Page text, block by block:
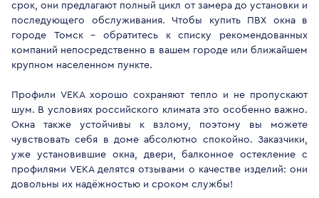
срок, они предлагают полный цикл от замера до установки и
последующего обслуживания. Чтобы купить ПВХ окна в
городе Томск - обратитесь к списку рекомендованных
компаний непосредственно в вашем городе или ближайшем
крупном населенном пункте.
Профили VEKA хорошо сохраняют тепло и не пропускают
шум. В условиях российского климата это особенно важно.
Окна также устойчивы к взлому, поэтому вы можете
чувствовать себя в доме абсолютно спокойно. Заказчики,
уже установившие окна, двери, балконное остекление с
профилями VEKA делятся отзывами о качестве изделий: они
довольны их надёжностью и сроком службы!